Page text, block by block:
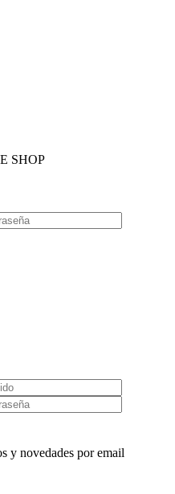
SHOP
y novedades por email